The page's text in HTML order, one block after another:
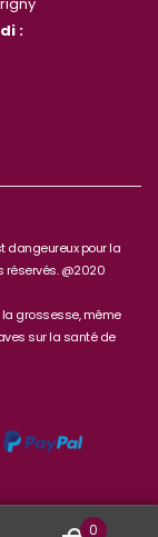
:
dangeureux pour la
réservés. @2020
grossesse, même
sur la santé de
0